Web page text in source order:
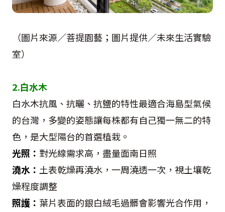
（圖片來源／菩提園藝；圖片提供／未來生活實驗
室）
2.白水木
白水木抗風、抗曬、抗鹽的特性最適合海島型氣候
的台灣，多變的姿態讓每株都有自己獨一無二的特
色，是大型陽台的首選植栽。
光照： 對光線需求高，盡量面南日照
澆水： 土表乾燥再澆水，一周澆透一次，視土壤乾
燥程度調整
照護： 葉片表面的銀白絨毛過髒會影響光合作用，